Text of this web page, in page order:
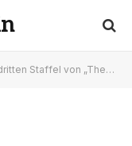
White Lotus“ und ihre Hollywood-Gehälter